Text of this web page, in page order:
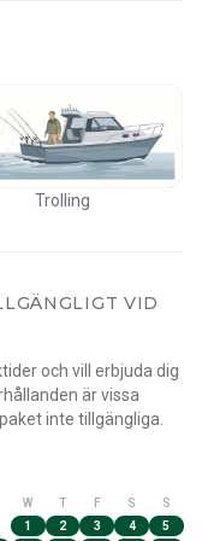
Trolling
VID
och vill erbjuda dig
är vissa
inte tillgängliga.
W T F S
S
1
2 3 4 5